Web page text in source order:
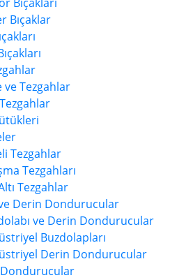
Bıçaklar
ve Tezgahlar
Tezgahlar
Tezgahları
Tezgahlar
Derin Dondurucular
ve Derin Dondurucular
Buzdolapları
Derin Dondurucular